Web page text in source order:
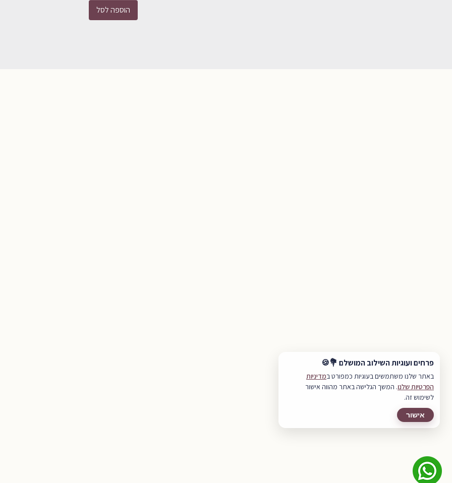
הוספה לסל
פרחים ועוגיות השילוב המושלם 💐🍪
באתר שלנו משתמשים בעוגיות כמפורט במדיניות
הפרטיות שלנו. המשך הגלישה באתר מהווה אישור
לשימוש זה.
אישור